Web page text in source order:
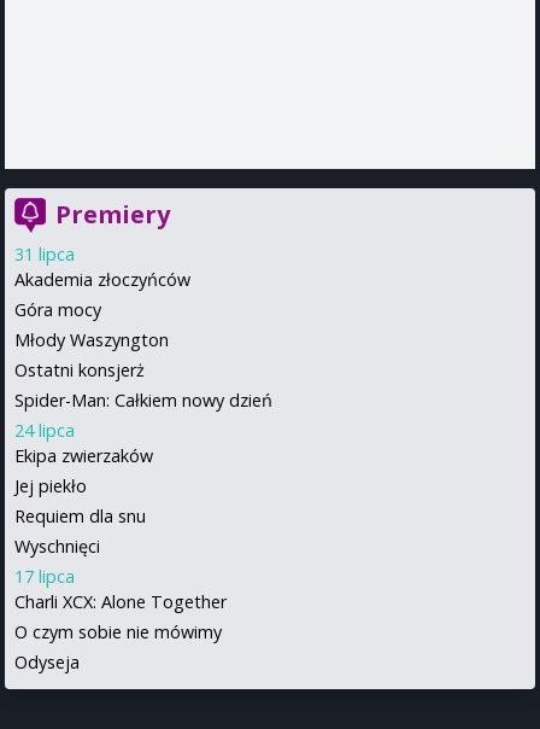
Premiery
31 lipca
Akademia złoczyńców
Góra mocy
Młody Waszyngton
Ostatni konsjerż
Spider-Man: Całkiem nowy dzień
24 lipca
Ekipa zwierzaków
Jej piekło
Requiem dla snu
Wyschnięci
17 lipca
Charli XCX: Alone Together
O czym sobie nie mówimy
Odyseja